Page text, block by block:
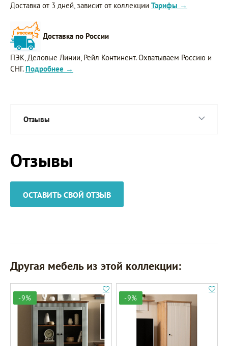
Доставка от 3 дней, зависит от коллекции Тарифы →
Доставка по России
ПЭК, Деловые Линии, Рейл Континент. Охватываем Россию и
СНГ. Подробнее →
Отзывы
Отзывы
ОСТАВИТЬ СВОЙ ОТЗЫВ
Другая мебель из этой коллекции:
-9% -9%